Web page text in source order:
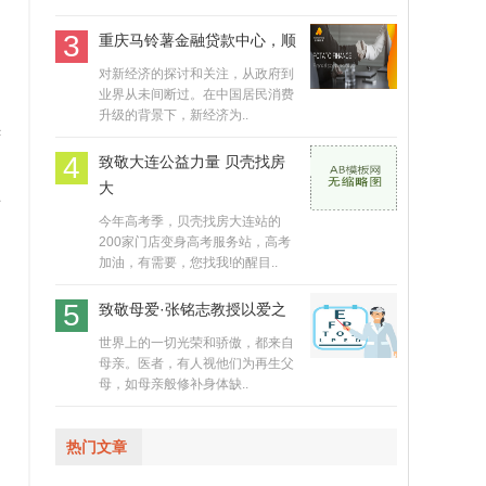
3 重庆马铃薯金融贷款中心，顺
对新经济的探讨和关注，从政府到
业界从未间断过。在中国居民消费
升级的背景下，新经济为..
4
致敬大连公益力量 贝壳找房
大
今年高考季，贝壳找房大连站的
200家门店变身高考服务站，高考
加油，有需要，您找我!的醒目..
5 致敬母爱·张铭志教授以爱之
世界上的一切光荣和骄傲，都来自
母亲。医者，有人视他们为再生父
母，如母亲般修补身体缺..
热门文章